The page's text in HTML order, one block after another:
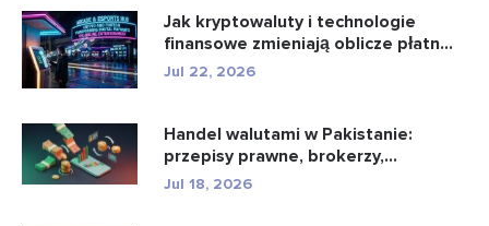
Jak kryptowaluty i technologie
finansowe zmieniają oblicze płatn...
Jul 22, 2026
Handel walutami w Pakistanie:
przepisy prawne, brokerzy,
aplikacje...
Jul 18, 2026